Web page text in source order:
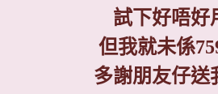
試下好唔好
但我就未係
多謝朋友仔送